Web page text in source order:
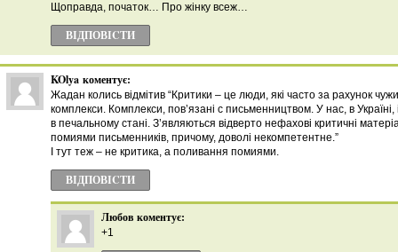
Щоправда, початок… Про жінку всеж…
ВІДПОВІCТИ
KOlya коментує:
Жадан колись відмітив “Критики – це люди, які часто за рахунок
комплекси. Комплекси, пов’язані с письменництвом. У нас, в Україні,
в печальному стані. З’являються відверто нефахові критичні
помиями письменників, причому, доволі некомпетентне.”
І тут теж – не критика, а поливання помиями.
ВІДПОВІCТИ
Любов коментує:
+1